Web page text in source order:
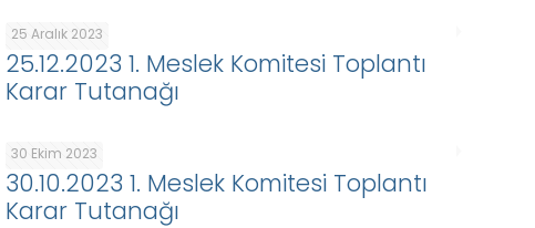
25 Aralık 2023
25.12.2023 1. Meslek Komitesi Toplantı
Karar Tutanağı
30 Ekim 2023
30.10.2023 1. Meslek Komitesi Toplantı
Karar Tutanağı